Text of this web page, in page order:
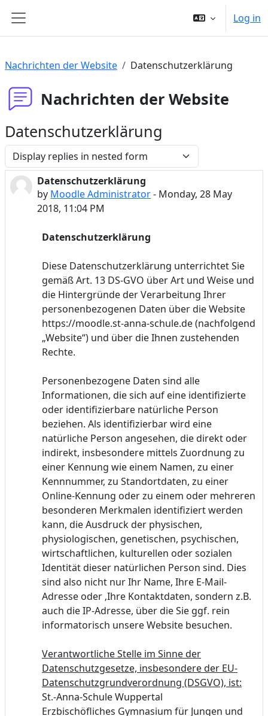
Side panel
Log in
Nachrichten der Website Datenschutzerklärung
Nachrichten der Website
Datenschutzerklärung
Display mode
Datenschutzerklärung
by Moodle Administrator- Monday, 28 May
2018, 11:04 PM
Number of replies: 0
Datenschutzerklärung
Diese Datenschutzerklärung unterrichtet Sie
gemäß Art. 13 DS-GVO über Art und Weise und
die Hintergründe der Verarbeitung Ihrer
personenbezogenen Daten über die Website
https://moodle.st-anna-schule.de (nachfolgend
„Website“) und über die Ihnen zustehenden
Rechte.
Personenbezogene Daten sind alle
Informationen, die sich auf eine identifizierte
oder identifizierbare natürliche Person
beziehen. Als identifizierbar wird eine
natürliche Person angesehen, die direkt oder
indirekt, insbesondere mittels Zuordnung zu
einer Kennung wie einem Namen, zu einer
Kennnummer, zu Standortdaten, zu einer
Online-Kennung oder zu einem oder mehreren
besonderen Merkmalen identifiziert werden
kann, die Ausdruck der physischen,
physiologischen, genetischen, psychischen,
wirtschaftlichen, kulturellen oder sozialen
Identität dieser natürlichen Person sind. Dies
sind also nicht nur Ihr Name, Ihre E-Mail-
Adresse oder ‚Ihre Kontaktdaten, sondern z.B.
auch die IP-Adresse, über die Sie ggf. rein
informatorisch unsere Website besuchen.
Verantwortliche Stelle im Sinne der
Datenschutzgesetze, insbesondere der EU-
Datenschutzgrundverordnung (DSGVO), ist:
St.-Anna-Schule Wuppertal
Erzbischöfliches Gymnasium für Jungen und